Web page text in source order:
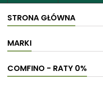
STRONA GŁÓWNA
MARKI
COMFINO - RATY 0%